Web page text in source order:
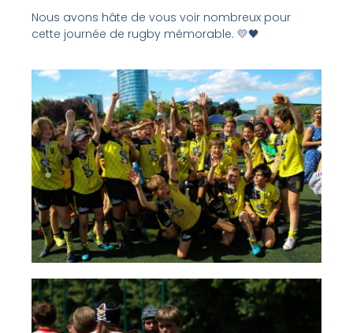
Nous avons hâte de vous voir nombreux pour
cette journée de rugby mémorable. 💛🖤